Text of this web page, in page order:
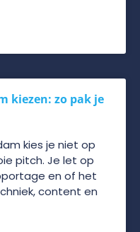
kiezen: zo pak je
kies je niet op
pitch. Je let op
en of het
content en